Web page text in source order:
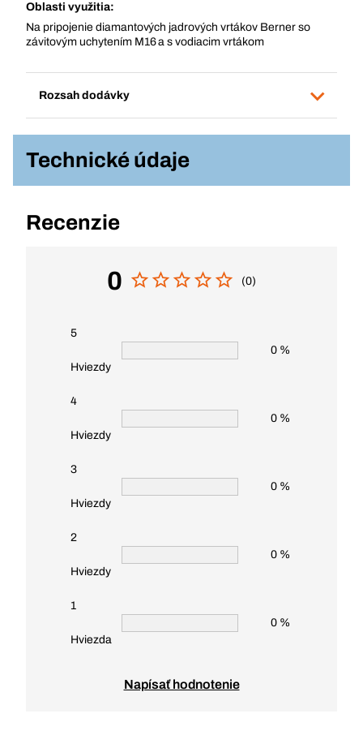
Oblasti využitia:
Na pripojenie diamantových jadrových vrtákov Berner so
závitovým uchytením M16 a s vodiacim vrtákom
Rozsah dodávky
Technické údaje
Recenzie
0 (0)
5
Hviezdy
0 %
4
Hviezdy
0 %
3
Hviezdy
0 %
2
Hviezdy
0 %
1
Hviezda
0 %
Napísať hodnotenie